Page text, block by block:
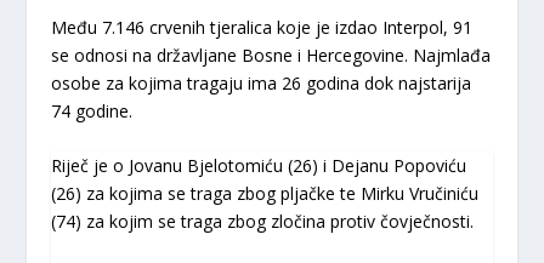
Među 7.146 crvenih tjeralica koje je izdao Interpol, 91
se odnosi na državljane Bosne i Hercegovine. Najmlađa
osobe za kojima tragaju ima 26 godina dok najstarija
74 godine.
Riječ je o Jovanu Bjelotomiću (26) i Dejanu Popoviću
(26) za kojima se traga zbog pljačke te Mirku Vručiniću
(74) za kojim se traga zbog zločina protiv čovječnosti.